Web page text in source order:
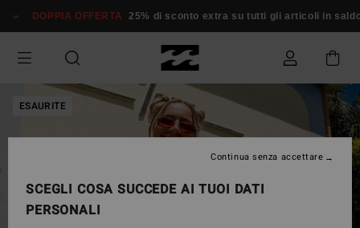
alle
prodotto
DOPPIA OFFERTA 25% di sconto extra su tutti gli articoli in saldo*
ESAURITE
SCEGLI COSA SUCCEDE AI TUOI DATI
PERSONALI
Continua senza accettare